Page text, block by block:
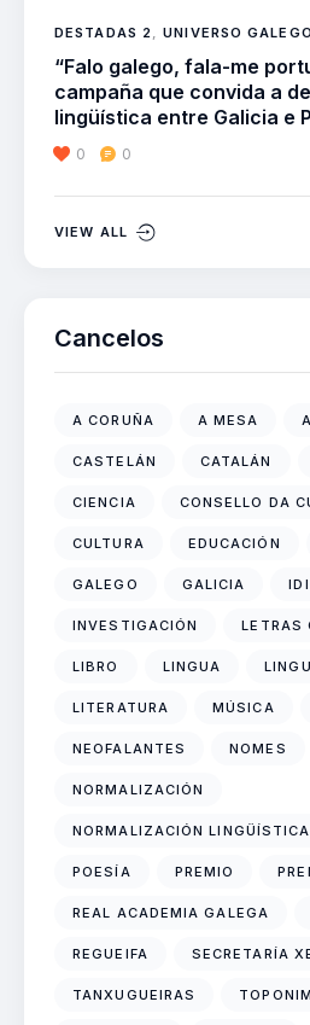
DESTADAS 2,UNIVERSO GALEGO
“Falo galego, fala-me
campaña que convida a
lingüística entre Galicia e
0 0
VIEW ALL
Cancelos
A CORUÑA A MESA
CASTELÁN CATALÁN
CIENCIA CONSELLO DA
CULTURA EDUCACIÓN
GALEGO GALICIA
INVESTIGACIÓN LETRAS
LIBRO LINGUA
LITERATURA MÚSICA
NEOFALANTES NOMES
NORMALIZACIÓN
NORMALIZACIÓN LINGÜÍSTICA
POESÍA PREMIO
REAL ACADEMIA GALEGA
REGUEIFA SECRETARÍA
TANXUGUEIRAS